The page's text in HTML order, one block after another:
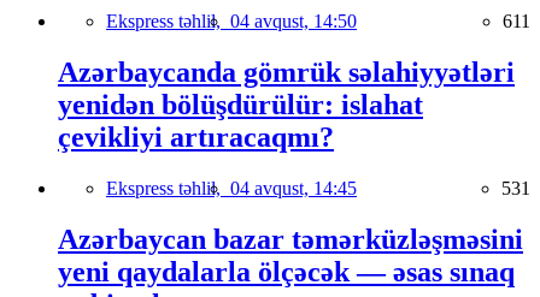
Ekspress təhlil, 04 avqust, 14:50 611
Azərbaycanda gömrük səlahiyyətləri
yenidən bölüşdürülür: islahat
çevikliyi artıracaqmı?
Ekspress təhlil, 04 avqust, 14:45 531
Azərbaycan bazar təmərküzləşməsini
yeni qaydalarla ölçəcək — əsas sınaq